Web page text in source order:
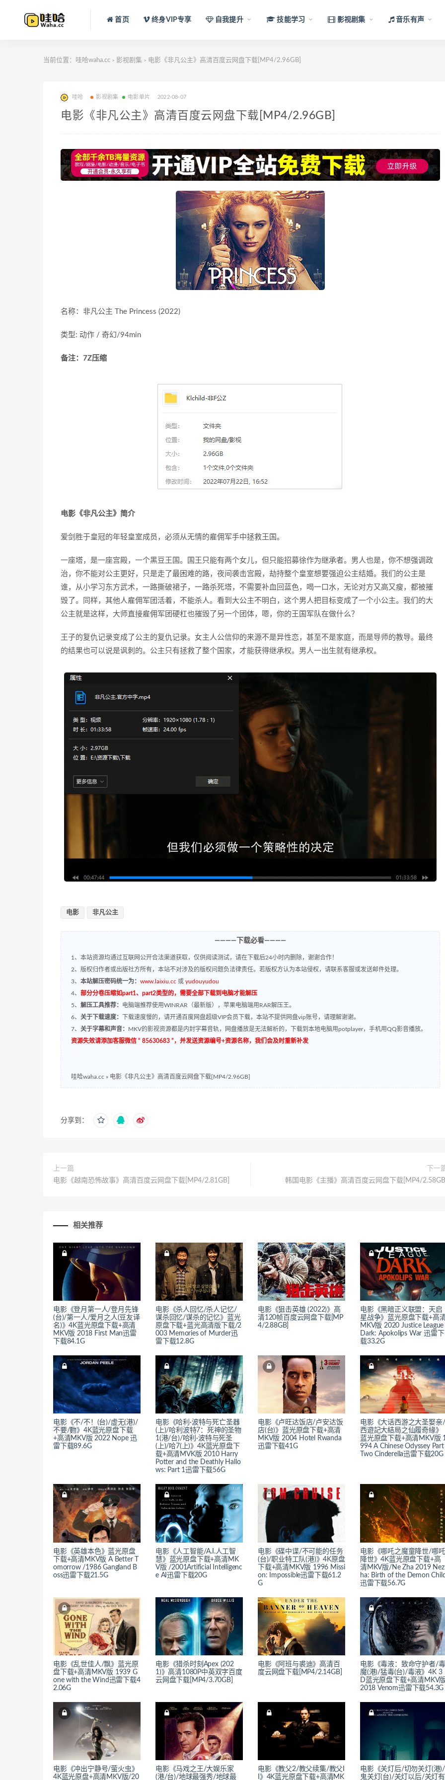
首页 终身VIP专享 自我提升 技能学习 影视剧集 音乐有声
当前位置： 哇哈waha.cc > 影视剧集 > 电影《非凡公主》高清百度云网盘下载[MP4/2.96GB]
哇哈 影视剧集 电影单片 2022-08-07
电影《非凡公主》高清百度云网盘下载[MP4/2.96GB]
名称：非凡公主 The Princess (2022)
类型: 动作 / 奇幻/94min
备注：7Z压缩
电影《非凡公主》简介
爱剑胜于皇冠的年轻皇室成员，必须从无情的雇佣军手中拯救王国。
一座塔，是一座宫殿，一个黑豆王国。国王只能有两个女儿，但只能招募徐作为继承者。男人也是，你不想强调政
治，你不能对公主更好，只是走了最困难的路，夜间袭击宫殿，劫持整个皇室想要强迫公主结婚。我们的公主是
谁，从小学习东方武术，一路撕破裙子，一路杀死塔，不需要补血回蓝色，喝一口水，无论对方又高又瘦，都被摧
毁了。同样，其他人雇佣军团活着，不能杀人。看到大公主不明白，这个男人把目标变成了一个小公主。我们的大
公主就是这样，大师直接雇佣军团硬杠也摧毁了另一个团体，嗯，你的王国军队在做什么？
王子的复仇记录变成了公主的复仇记录。女主人公信仰的来源不是异性恋，甚至不是家庭，而是导师的教导。最终
的结果也可以说是讽刺的。公主只有拯救了整个国家，才能获得继承权。男人一出生就有继承权。
电影 非凡公主
————下载必看————
1、本站资源均通过互联网公开合法渠道获取，仅供阅读测试，请在下载后24小时内删除，谢谢合作！
2、版权归作者或出版社方所有，本站不对涉及的版权问题负法律责任。若版权方认为本站侵权，请联系客服或发送邮件处理。
3、 本站解压密码统一为： www.laixiu.cc 或 yudouyudou
4、 部分分卷压缩如part1、part2类型的，需要全部下载到电脑才能解压
5、 解压工具推荐： 电脑端推荐使用WINRAR（最新版），苹果电脑端用RAR解压王。
6、 关于下载速度：
下载速度慢的，请开通百度网盘超级VIP会员下载，本站不提供网盘vip账号，请理解谢谢。
7、 关于字幕和声音： MKV的影视资源都是内封字幕音轨，网盘播放是无法解析的，下载到本地电脑用potplayer，手机用QQ影音播放。
资源失效请添加客服微信 “ 85630683 ”，并发送资源编号+资源名称，我们会及时重新补发
哇哈waha.cc » 电影《非凡公主》高清百度云网盘下载[MP4/2.96GB]
分享到：
上一篇
电影《越南恐怖故事》高清百度云网盘下载[MP4/2.81GB]
下一
韩国电影《主播》高清百度云网盘下载[MP4/
相关推荐
电影《登月第一人/登月先锋
(台)/第一人/爱月之人(豆友译
名)》4K蓝光原盘下载+高清
MKV版 2018 First Man迅雷
下载84.1G
电影《杀人回忆/杀人记忆/
谋杀回忆/谋杀的记忆》蓝光
原盘下载+蓝光高清版下载/2
003 Memories of Murder迅
雷下载12.8G
电影《狙击英雄 (2022)》高
清120帧百度云网盘下载[MP
4/2.88GB]
电影《黑暗正义联盟：天启
星战争》蓝光原盘下载+高
MKV版 2020 Justice League
Dark: Apokolips War 迅雷下
载33.2G
电影《不/不！(台)/虚无(港)/
不要/覅》4K蓝光原盘下载
+高清MKV版 2022 Nope 迅
雷下载89.6G
电影《哈利·波特与死亡圣器
(上)/哈利波特7：死神的圣物
1(港/台)/哈利·波特与死圣
(上)/哈7(上)》4K蓝光原盘下
载+高清MVK版 2010 Harry
Potter and the Deathly Hallo
ws: Part 1迅雷下载56G
电影《卢旺达饭店/卢安达饭
店(台)》蓝光原盘下载+高清
MKV版 2004 Hotel Rwanda
迅雷下载41G
电影《大话西游之大圣娶亲/
西遊記大結局之仙履奇緣》
蓝光原盘下载+高清MKV版
994 A Chinese Odyssey Part
Two Cinderella迅雷下载20G
电影《英雄本色》蓝光原盘
下载+高清MKV版 A Better T
omorrow /1986 Gangland B
oss迅雷下载21.5G
电影《人工智能/A.I.人工智
慧》蓝光原盘下载+高清MK
V版 /2001Artificial Intelligenc
e AI迅雷下载20G
电影《碟中谍/不可能的任务
(台)/职业特工队(港)》4K原盘
下载+高清MKV版 1996 Missi
on: Impossible迅雷下载61.2
G
电影《哪吒之魔童降世/哪吒
降世》4K蓝光原盘下载+高
清MKV版/Ne Zha 2019 Nez
ha: Birth of the Demon
迅雷下载56.7G
电影《乱世佳人/飘》蓝光原
盘下载+高清MKV版 1939 G
one with the Wind迅雷下载4
2.06G
电影《猎杀时刻Apex (202
1)》高清1080P中英双字百度
云网盘下载[MP4/3.70GB]
电影《阿班与裘迪》高清百
度云网盘下载[MP4/2.14GB]
电影《毒液：致命守护者/毒
魔(港)/猛毒(台)/毒液》4K 3
D蓝光原盘下载+高清MKV
2018 Venom迅雷下载54.3G
电影《冲出宁静号/萤火虫》
4K蓝光原盘+高清MKV版/20
电影《马戏之王/大娱乐家
(港/台)/地球最强秀/地球最
电影《教父2/教父续集/教父I
I》4K蓝光原盘下载+高清MK
电影《关灯后/切勿关灯(港)/
鬼关灯(台)/关灯以后/关灯有